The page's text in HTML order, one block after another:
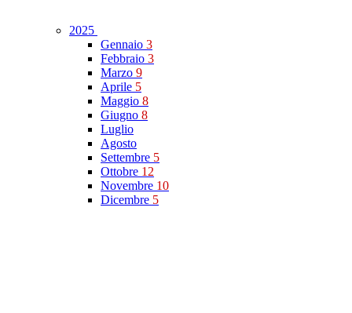
2025
Gennaio 3
Febbraio 3
Marzo 9
Aprile 5
Maggio 8
Giugno 8
Luglio
Agosto
Settembre 5
Ottobre 12
Novembre 10
Dicembre 5